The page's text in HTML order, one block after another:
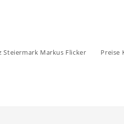
Steiermark Markus Flicker Preise